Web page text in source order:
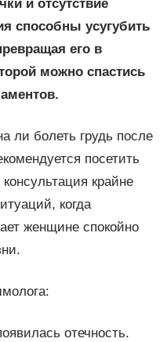
и отсутствие
способны усугубить
его в
можно спастись
ли болеть грудь после
посетить
крайне
когда
женщине спокойно
отечность.